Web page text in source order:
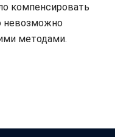
компенсировать
невозможно
методами.